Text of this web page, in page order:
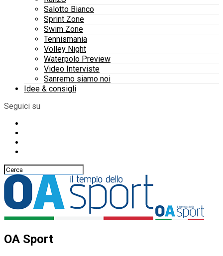
Salotto Bianco
Sprint Zone
Swim Zone
Tennismania
Volley Night
Waterpolo Preview
Video Interviste
Sanremo siamo noi
Idee & consigli
Seguici su
OA Sport